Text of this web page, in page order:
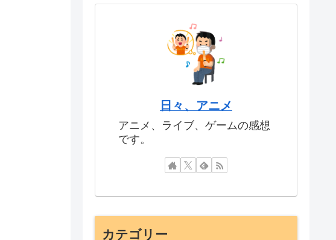
日々、アニメ
アニメ、ライブ、ゲームの感想
です。
カテゴリー